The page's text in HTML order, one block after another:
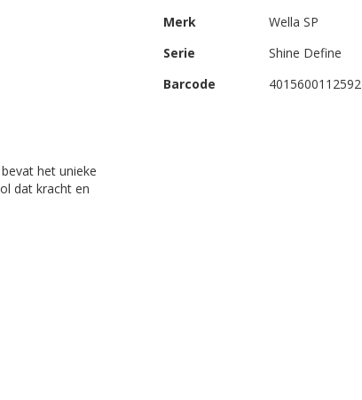
het unieke
dat kracht en
Merk
Wella SP
Serie
Shine Define
Barcode
4015600112592